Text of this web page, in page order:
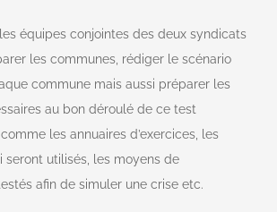
équipes conjointes des deux syndicats
les communes, rédiger le scénario
commune mais aussi préparer les
au bon déroulé de ce test
les annuaires d’exercices, les
seront utilisés, les moyens de
afin de simuler une crise etc.